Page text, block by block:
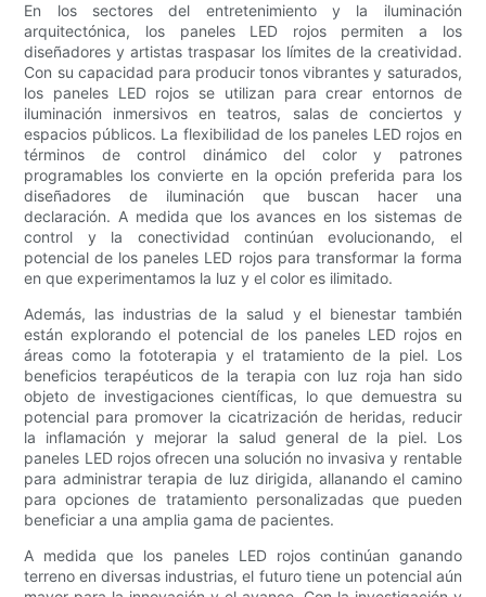
En los sectores del entretenimiento y la iluminación
arquitectónica, los paneles LED rojos permiten a los
diseñadores y artistas traspasar los límites de la creatividad.
Con su capacidad para producir tonos vibrantes y saturados,
los paneles LED rojos se utilizan para crear entornos de
iluminación inmersivos en teatros, salas de conciertos y
espacios públicos. La flexibilidad de los paneles LED rojos en
términos de control dinámico del color y patrones
programables los convierte en la opción preferida para los
diseñadores de iluminación que buscan hacer una
declaración. A medida que los avances en los sistemas de
control y la conectividad continúan evolucionando, el
potencial de los paneles LED rojos para transformar la forma
en que experimentamos la luz y el color es ilimitado.
Además, las industrias de la salud y el bienestar también
están explorando el potencial de los paneles LED rojos en
áreas como la fototerapia y el tratamiento de la piel. Los
beneficios terapéuticos de la terapia con luz roja han sido
objeto de investigaciones científicas, lo que demuestra su
potencial para promover la cicatrización de heridas, reducir
la inflamación y mejorar la salud general de la piel. Los
paneles LED rojos ofrecen una solución no invasiva y rentable
para administrar terapia de luz dirigida, allanando el camino
para opciones de tratamiento personalizadas que pueden
beneficiar a una amplia gama de pacientes.
A medida que los paneles LED rojos continúan ganando
terreno en diversas industrias, el futuro tiene un potencial aún